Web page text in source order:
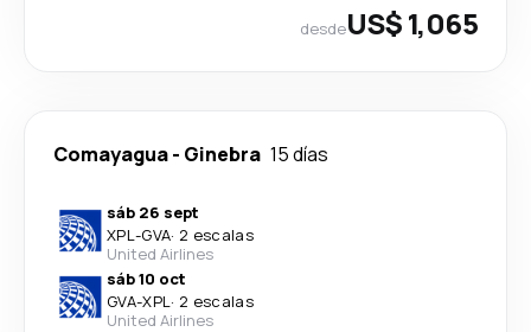
desdeUS$ 1,065
Comayagua- Ginebra 15 días
sáb 26 sept
XPL-GVA· 2 escalas
United Airlines
sáb 10 oct
GVA-XPL· 2 escalas
United Airlines